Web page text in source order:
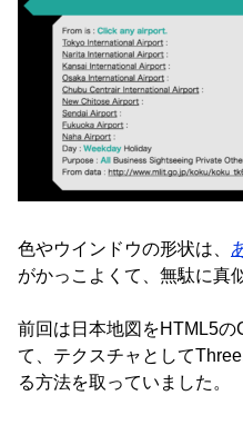
色やウインドウの形状は、
がかっこよくて、無駄に真
前回は日本地図をHTML5
て、テクスチャとして
る方法を取っていました。